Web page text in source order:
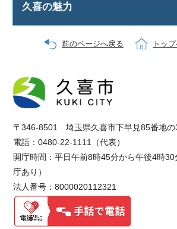
久喜の魅力
前のページへ戻る トッ
〒346-8501 埼玉県久喜市下早見85番地の
電話：0480-22-1111（代表）
開庁時間：平日午前8時45分から午後4時
庁あり）
法人番号：8000020112321